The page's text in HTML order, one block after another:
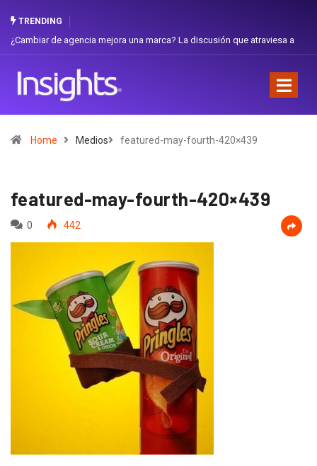
TRENDING
de agencia mejora una marca? La discusión que atraviesa a
Gabriela
Home Medios featured-may-fourth-420×439
featured-may-fourth-420×439
0 442